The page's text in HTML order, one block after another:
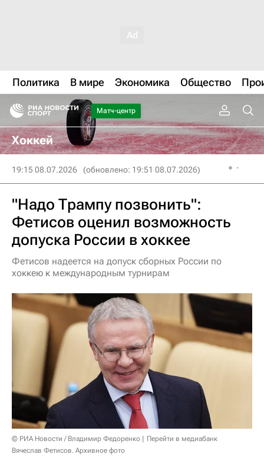
Политика В мире Экономика Общество
Матч-центр
Хоккей
19:15 08.07.2026 (обновлено: 19:51 08.07.2026)
"Надо Трампу позвонить":
Фетисов оценил возможность
допуска России в хоккее
Фетисов надеется на допуск сборных России по
хоккею к международным турнирам
© РИА Новости / Владимир Федоренко
Перейти в медиабанк
Вячеслав Фетисов. Архивное фото